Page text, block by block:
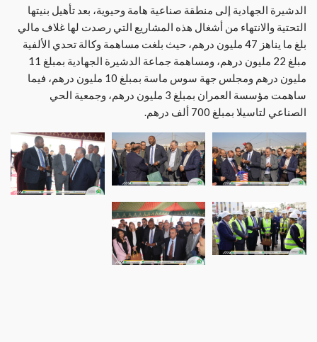
الدشيرة الجهادية إلى منطقة صناعية هامة وحيوية، بعد تأهيل بنيتها
التحتية والانتهاء من أشغال هذه المشاريع التي رصدت لها غلاف مالي
بلغ ما يناهز 47 مليون درهم، حيث بلغت مساهمة وكالة تحدي الألفية
مبلغ 22 مليون درهم، ومساهمة جماعة الدشيرة الجهادية بمبلغ 11
مليون درهم ومجلس جهة سوس ماسة بمبلغ 10 مليون درهم، فيما
ساهمت مؤسسة العمران بمبلغ 3 مليون درهم، وجمعية الحي
الصناعي لتاسيلا بمبلغ 700 ألف درهم.